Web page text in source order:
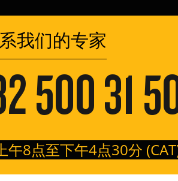
我们的专家
500 31
午8点至下午4点30分